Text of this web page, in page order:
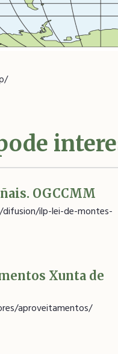
OGCCMM
ilp-lei-de-montes-
Xunta de
aproveitamentos/